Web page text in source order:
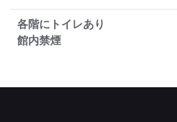
各階にトイレあり
館内禁煙